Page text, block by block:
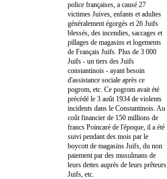
police françaises, a causé 27
victimes Juives, enfants et adultes
généralement égorgés et 26 Juifs
blessés, des incendies, saccages et
pillages de magasins et logements
de Français Juifs. Plus de 3 000
Juifs - un tiers des Juifs
constantinois - ayant besoin
d'assistance sociale après ce
pogrom, etc. Ce pogrom avait été
précédé le 3 août 1934 de violents
incidents dans le Constantinois. Au
coût financier de 150 millions de
francs Poincaré de l'époque, il a été
suivi pendant des mois par le
boycott de magasins Juifs, du non
paiement par des musulmans de
leurs dettes auprès de leurs prêteurs
Juifs, etc.